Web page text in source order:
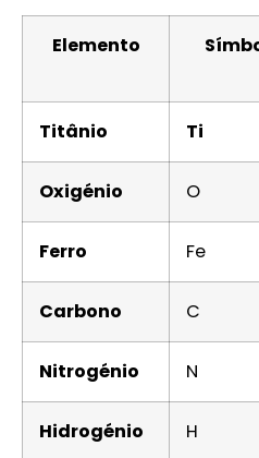
Elemento
Titânio Ti
Oxigénio O
Ferro Fe
Carbono C
Nitrogénio N
Hidrogénio H